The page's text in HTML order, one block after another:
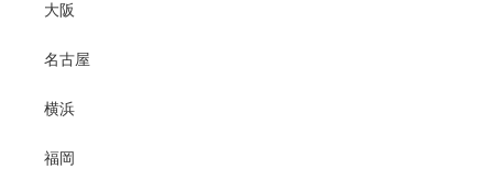
大阪
名古屋
横浜
福岡